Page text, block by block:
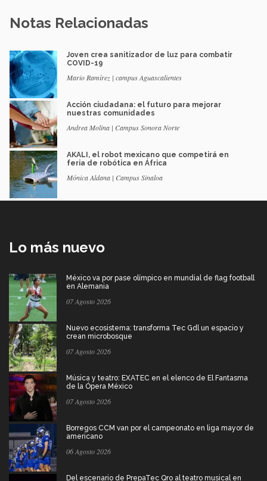
Notas Relacionadas
Joven crea sanitizador de luz para combatir
COVID-19
Mario Ramírez | campus Aguascalientes
Acción ciudadana: el futuro para mejorar
nuestras comunidades
Andrea Molina | Campus Sonora Norte
AKALI, el robot mexicano que competirá en
feria de robótica en África
Mónica Aldana | Campus Sinaloa
Lo más nuevo
México va por pase olímpico en mundial de flag football
en Alemania
07 Agosto 2026
Nuevo ecosistema: transforma Tec Gdl un espacio y
crean microbosque
07 Agosto 2026
Música y teatro: EXATEC en el elenco de El Fantasma
de la Ópera México
07 Agosto 2026
Borregos CCM van por el campeonato en liga mayor de
americano
06 Agosto 2026
Del escenario de PrepaTec Qro al teatro musical en